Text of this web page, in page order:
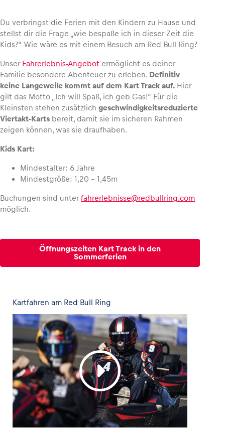
Alle anzeigen
Business
Glossar
Alle anzeigen
Du verbringst die Ferien mit den Kindern zu Hause und
stellst dir die Frage „wie bespaße ich in dieser Zeit die
Kids?“ Wie wäre es mit einem Besuch am Red Bull Ring?
Unser Fahrerlebnis-Angebot ermöglicht es deiner
Familie besondere Abenteuer zu erleben. Definitiv
keine Langeweile kommt auf dem Kart Track auf. Hier
gilt das Motto „Ich will Spaß, ich geb Gas!“ Für die
Kleinsten stehen zusätzlich geschwindigkeitsreduzierte
Viertakt-Karts bereit, damit sie im sicheren Rahmen
zeigen können, was sie draufhaben.
Kids Kart:
Mindestalter: 6 Jahre
Mindestgröße: 1,20 – 1,45m
Buchungen sind unterfahrerlebnisse@redbullring.com
möglich.
Öffnungszeiten Kart Track in den
Sommerferien
Kartfahren am Red Bull Ring